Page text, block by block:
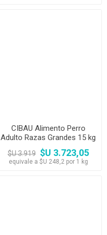
CIBAU Alimento Perro
Adulto Razas Grandes 15 kg
$U 3.919 $U 3.723,05
equivale a $U 248,2 por 1 kg